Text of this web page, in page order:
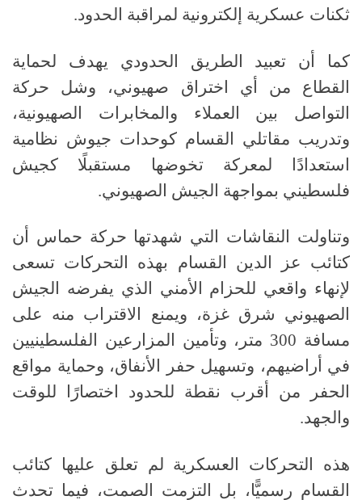
ثكنات عسكرية إلكترونية لمراقبة الحدود.
كما أن تعبيد الطريق الحدودي يهدف لحماية
القطاع من أي اختراق صهيوني، وشل حركة
التواصل بين العملاء والمخابرات الصهيونية،
وتدريب مقاتلي القسام كوحدات جيوش نظامية
استعدادًا لمعركة تخوضها مستقبلًا كجيش
فلسطيني بمواجهة الجيش الصهيوني.
وتناولت النقاشات التي شهدتها حركة حماس أن
كتائب عز الدين القسام بهذه التحركات تسعى
لإنهاء واقعي للحزام الأمني الذي يفرضه الجيش
الصهيوني شرق غزة، ويمنع الاقتراب منه على
مسافة
متر، وتأمين المزارعين الفلسطينيين
في أراضيهم، وتسهيل حفر الأنفاق، وحماية مواقع
الحفر من أقرب نقطة للحدود اختصارًا للوقت
والجهد.
هذه التحركات العسكرية لم تعلق عليها كتائب
القسام رسميًّا، بل التزمت الصمت، فيما تحدث